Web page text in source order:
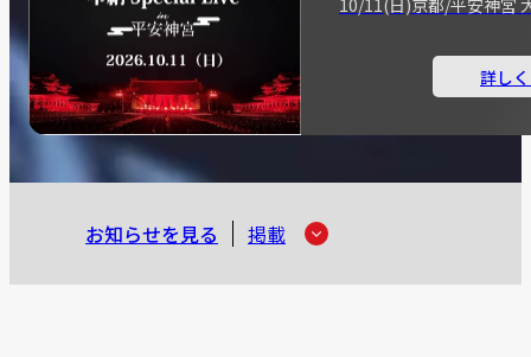
10/11(日)京都/平安神宮
詳し
お知らせを見る 掲載